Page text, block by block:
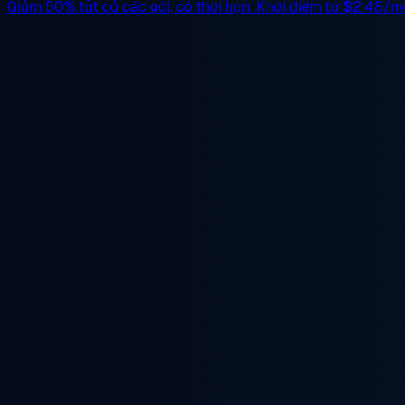
Giảm 50% tất cả các gói, có thời hạn. Khởi điểm từ$2.48/